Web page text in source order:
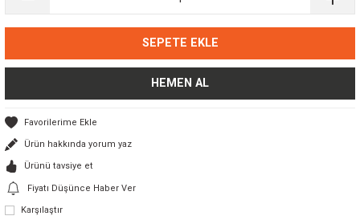
SEPETE EKLE
HEMEN AL
Ürün hakkında yorum yaz
Ürünü tavsiye et
Fiyatı Düşünce Haber Ver
Karşılaştır